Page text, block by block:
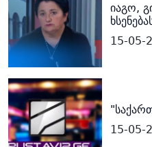
იაგო,
15-05-
15-05-